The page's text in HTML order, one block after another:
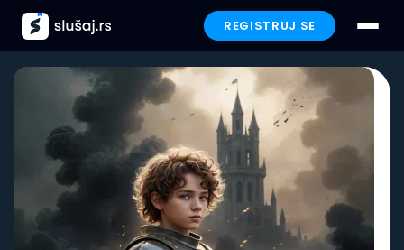
REGISTRUJ SE
Prijavi se
Paketi
Preporučeno
Funkcionalnosti